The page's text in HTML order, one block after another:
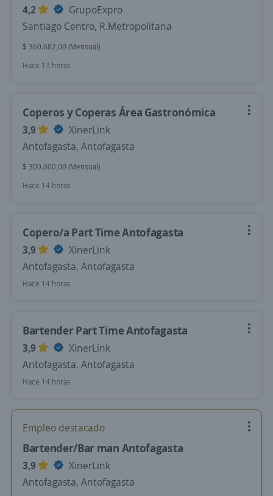
4,2
GrupoExpro
Santiago Centro, R.Metropolitana
$ 360.682,00 (Mensual)
Hace 13 horas
Coperos y Coperas Área Gastronómica
3,9
XinerLink
Antofagasta, Antofagasta
$ 300.000,00 (Mensual)
Hace 14 horas
Copero/a Part Time Antofagasta
3,9
XinerLink
Antofagasta, Antofagasta
Hace 14 horas
Bartender Part Time Antofagasta
3,9
XinerLink
Antofagasta, Antofagasta
Hace 14 horas
Empleo destacado
Bartender/Bar man Antofagasta
3,9
XinerLink
Antofagasta, Antofagasta